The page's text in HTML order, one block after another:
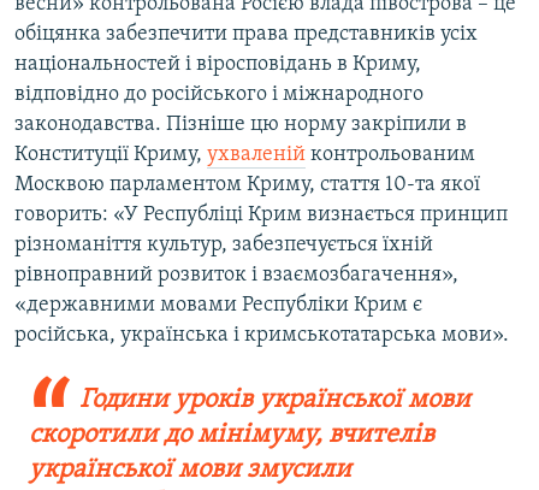
весни» контрольована Росією влада півострова – це
обіцянка забезпечити права представників усіх
національностей і віросповідань в Криму,
відповідно до російського і міжнародного
законодавства. Пізніше цю норму закріпили в
Конституції Криму, ухваленій контрольованим
Москвою парламентом Криму, стаття 10-та якої
говорить: «У Республіці Крим визнається принцип
різноманіття культур, забезпечується їхній
рівноправний розвиток і взаємозбагачення»,
«державними мовами Республіки Крим є
російська, українська і кримськотатарська мови».
Години уроків української мови
скоротили до мінімуму,​ вчителів
української мови змусили